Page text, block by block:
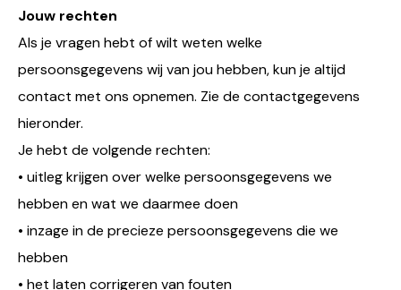
Jouw rechten
Als je vragen hebt of wilt weten welke
persoonsgegevens wij van jou hebben, kun je altijd
contact met ons opnemen. Zie de contactgegevens
hieronder.
Je hebt de volgende rechten:
• uitleg krijgen over welke persoonsgegevens we
hebben en wat we daarmee doen
• inzage in de precieze persoonsgegevens die we
hebben
• het laten corrigeren van fouten